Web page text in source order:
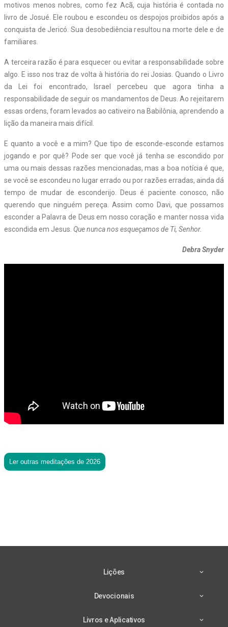
motivos menos nobres, como fez Acã, cuja história é contada no
livro de Josué. Ele roubou e escondeu os despojos proibidos após a
conquista de Jericó. Sua desobediência resultou na morte dele e de
familiares.
A terceira razão é para esquecer ou evitar a responsabilidade sobre
algo. E isso nos traz de volta à história do rei Josias. Quando o Livro
da Lei foi encontrado, Israel percebeu que agora tinha a
responsabilidade de seguir os mandamentos de Deus. Ao rejeitarem
essas ordens, foram levados ao cativeiro na Babilônia, aprendendo a
lição da maneira mais difícil.
E quanto a você e a mim? Que tipo de esconde-esconde estamos
jogando e por quê? Pode ser que você já tenha se escondido por
uma ou mais dessas razões mencionadas, mas a boa notícia é que,
se você se escondeu no lugar errado ou por razões erradas, ainda dá
tempo de mudar de esconderijo. Deus é paciente conosco, não
querendo que ninguém pereça. Assim como Davi, que possamos
esconder a Palavra de Deus em nosso coração e manter nossa vida
escondida em Jesus. Que nunca nos esqueçamos de Ti, Senhor.
Debra Snyder
Ler outras meditações de 2026
Lições
Devocionais
Livros e Aplicativos